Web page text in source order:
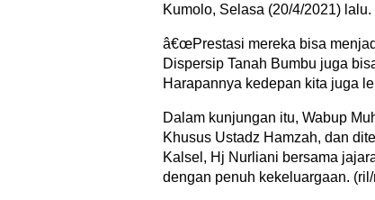
Kumolo, Selasa (20/4/2021) lalu.
â€œPrestasi mereka bisa
Dispersip Tanah Bumbu juga
Harapannya kedepan kita juga
Dalam kunjungan itu, Wabup
Khusus Ustadz Hamzah, dan
Kalsel, Hj Nurliani bersama
dengan penuh kekeluargaan.